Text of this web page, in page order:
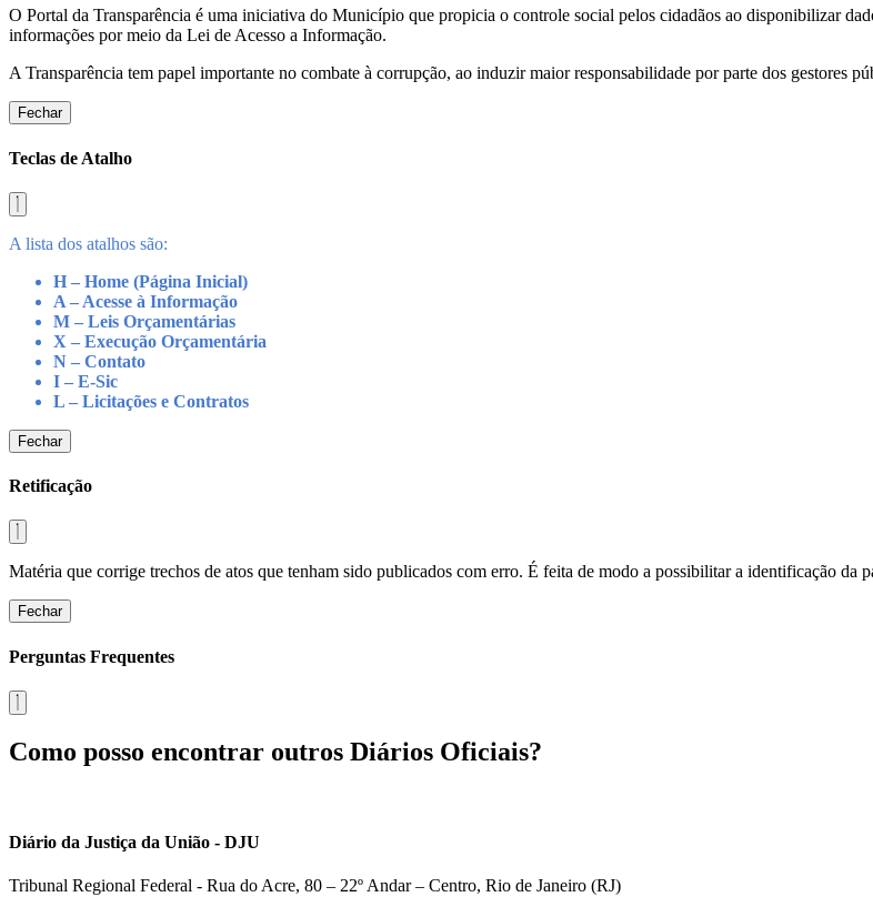
O Portal da Transparência é uma iniciativa do Município que propicia o controle social pelos cidadãos ao disponibilizar
informações por meio da Lei de Acesso a Informação.
A Transparência tem papel importante no combate à corrupção, ao induzir maior responsabilidade por parte dos gestores
Fechar
Teclas de Atalho
A lista dos atalhos são:
H – Home (Página Inicial)
A – Acesse à Informação
M – Leis Orçamentárias
X – Execução Orçamentária
N – Contato
I – E-Sic
L – Licitações e Contratos
Fechar
Retificação
Matéria que corrige trechos de atos que tenham sido publicados com erro. É feita de modo a possibilitar a identificação da
Fechar
Perguntas Frequentes
Como posso encontrar outros Diários Oficiais?
Diário da Justiça da União - DJU
Tribunal Regional Federal - Rua do Acre, 80 – 22º Andar – Centro, Rio de Janeiro (RJ)